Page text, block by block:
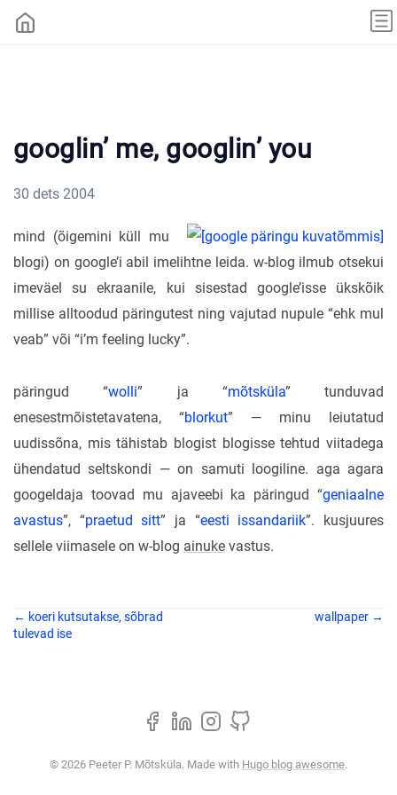
googlin’ me, googlin’ you
30 dets 2004
mind (õigemini küll mu
blogi) on google’i abil imelihtne leida. w-blog ilmub otsekui
imeväel su ekraanile, kui sisestad google’isse ükskõik
millise alltoodud päringutest ning vajutad nupule “ehk mul
veab” või “i’m feeling lucky”.
päringud “wolli” ja “mõtsküla” tunduvad
enesestmõistetavatena, “blorkut” — minu leiutatud
uudissõna, mis tähistab blogist blogisse tehtud viitadega
ühendatud seltskondi — on samuti loogiline. aga agara
googeldaja toovad mu ajaveebi ka päringud “geniaalne
avastus”, “praetud sitt” ja “eesti issandariik”. kusjuures
sellele viimasele on w-blog ainuke vastus.
← koeri kutsutakse, sõbrad
tulevad ise
wallpaper →
© 2026 Peeter P. Mõtsküla. Made with Hugo blog awesome.